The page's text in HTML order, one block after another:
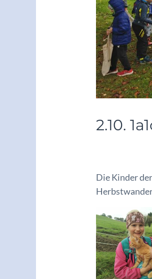
2.10.
Die Kinder